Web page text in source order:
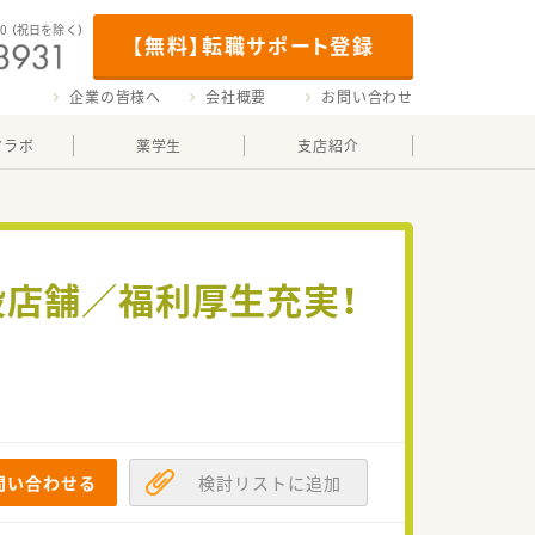
【無料】転職サポート登録
（祝日を除く）
企業の皆様へ 会社概要 お問い合わせ
ボ 薬学生 支店紹介
舗／福利厚生充実！
合わせる 検討リストに追加